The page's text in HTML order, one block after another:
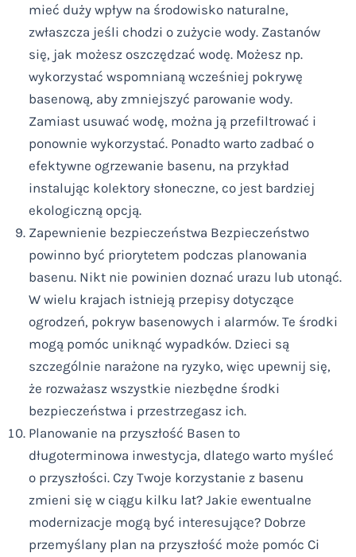
mieć duży wpływ na środowisko naturalne,
zwłaszcza jeśli chodzi o zużycie wody. Zastanów
się, jak możesz oszczędzać wodę. Możesz np.
wykorzystać wspomnianą wcześniej pokrywę
basenową, aby zmniejszyć parowanie wody.
Zamiast usuwać wodę, można ją przefiltrować i
ponownie wykorzystać. Ponadto warto zadbać o
efektywne ogrzewanie basenu, na przykład
instalując kolektory słoneczne, co jest bardziej
ekologiczną opcją.
Zapewnienie bezpieczeństwa Bezpieczeństwo
powinno być priorytetem podczas planowania
basenu. Nikt nie powinien doznać urazu lub utonąć.
W wielu krajach istnieją przepisy dotyczące
ogrodzeń, pokryw basenowych i alarmów. Te środki
mogą pomóc uniknąć wypadków. Dzieci są
szczególnie narażone na ryzyko, więc upewnij się,
że rozważasz wszystkie niezbędne środki
bezpieczeństwa i przestrzegasz ich.
Planowanie na przyszłość Basen to
długoterminowa inwestycja, dlatego warto myśleć
o przyszłości. Czy Twoje korzystanie z basenu
zmieni się w ciągu kilku lat? Jakie ewentualne
modernizacje mogą być interesujące? Dobrze
przemyślany plan na przyszłość może pomóc Ci